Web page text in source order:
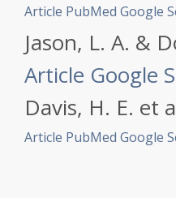
Article PubMed Google
Jason, L. A. &
Article Google
Davis, H. E. et
Article PubMed Google